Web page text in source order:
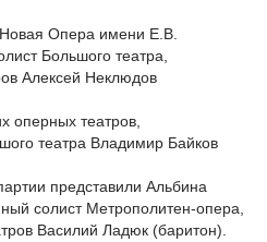
Новая Опера имени Е.В.
Большого театра,
Алексей Неклюдов
оперных театров,
театра Владимир Байков
представили Альбина
солист Метрополитен-опера,
Василий Ладюк (баритон).